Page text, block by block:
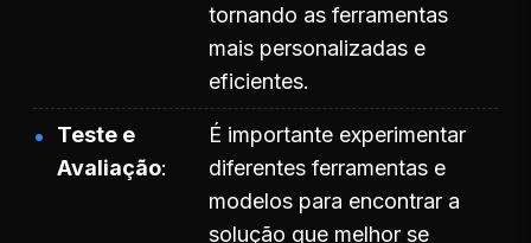
tornando as ferramentas
mais personalizadas e
eficientes.
Teste e
Avaliação
É importante experimentar
diferentes ferramentas e
modelos para encontrar a
solução que melhor se